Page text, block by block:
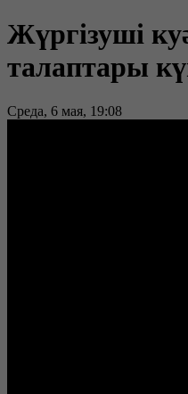
Жүргізуші
талаптары
Среда, 6 мая, 19:08